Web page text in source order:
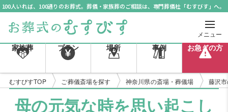
100人いれば、100通りのお葬式。葬儀・家族葬のご相談は、専門葬儀社「むすびす」へ。
メニュー
家族葬 プラン 場所 事例 お急ぎの方
むすびすTOP ご葬儀斎場を探す 神奈川県の斎場・葬儀場 藤沢
母の元気な時を思い起こし